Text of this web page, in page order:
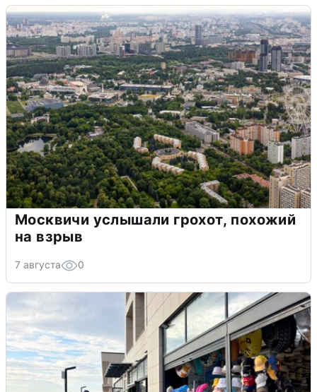
Москвичи услышали грохот, похожий
на взрыв
7 августа 0